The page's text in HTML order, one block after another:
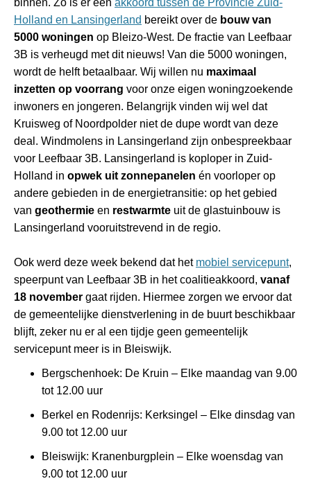
binnen. Zo is er een akkoord tussen de Provincie Zuid-
Holland en Lansingerland bereikt over de bouw van
5000 woningen op Bleizo-West. De fractie van Leefbaar
3B is verheugd met dit nieuws! Van die 5000 woningen,
wordt de helft betaalbaar. Wij willen nu maximaal
inzetten op voorrang voor onze eigen woningzoekende
inwoners en jongeren. Belangrijk vinden wij wel dat
Kruisweg of Noordpolder niet de dupe wordt van deze
deal. Windmolens in Lansingerland zijn onbespreekbaar
voor Leefbaar 3B. Lansingerland is koploper in Zuid-
Holland in opwek uit zonnepanelen én voorloper op
andere gebieden in de energietransitie: op het gebied
van geothermie en restwarmte uit de glastuinbouw is
Lansingerland vooruitstrevend in de regio.
Ook werd deze week bekend dat het mobiel servicepunt,
speerpunt van Leefbaar 3B in het coalitieakkoord, vanaf
18 november gaat rijden. Hiermee zorgen we ervoor dat
de gemeentelijke dienstverlening in de buurt beschikbaar
blijft, zeker nu er al een tijdje geen gemeentelijk
servicepunt meer is in Bleiswijk.
Bergschenhoek: De Kruin – Elke maandag van 9.00
tot 12.00 uur
Berkel en Rodenrijs: Kerksingel – Elke dinsdag van
9.00 tot 12.00 uur
Bleiswijk: Kranenburgplein – Elke woensdag van
9.00 tot 12.00 uur